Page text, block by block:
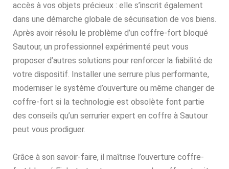
accès à vos objets précieux : elle s’inscrit également
dans une démarche globale de sécurisation de vos biens.
Après avoir résolu le problème d’un coffre-fort bloqué
Sautour, un professionnel expérimenté peut vous
proposer d’autres solutions pour renforcer la fiabilité de
votre dispositif. Installer une serrure plus performante,
moderniser le système d’ouverture ou même changer de
coffre-fort si la technologie est obsolète font partie
des conseils qu’un serrurier expert en coffre à Sautour
peut vous prodiguer.
Grâce à son savoir-faire, il maîtrise l’ouverture coffre-